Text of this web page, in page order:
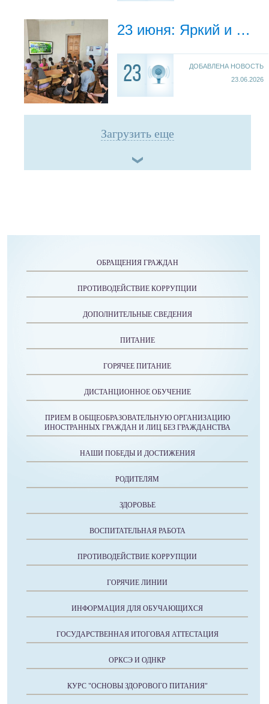
23 июня: Яркий и познавательный день в лагере «Содружество»
23
ДОБАВЛЕНА НОВОСТЬ
23.06.2026
Загрузить еще
ОБРАЩЕНИЯ ГРАЖДАН
ПРОТИВОДЕЙСТВИЕ КОРРУПЦИИ
ДОПОЛНИТЕЛЬНЫЕ СВЕДЕНИЯ
ПИТАНИЕ
ГОРЯЧЕЕ ПИТАНИЕ
ДИСТАНЦИОННОЕ ОБУЧЕНИЕ
ПРИЕМ В ОБЩЕОБРАЗОВАТЕЛЬНУЮ ОРГАНИЗАЦИЮ
ИНОСТРАННЫХ ГРАЖДАН И ЛИЦ БЕЗ ГРАЖДАНСТВА
НАШИ ПОБЕДЫ И ДОСТИЖЕНИЯ
РОДИТЕЛЯМ
ЗДОРОВЬЕ
ВОСПИТАТЕЛЬНАЯ РАБОТА
ПРОТИВОДЕЙСТВИЕ КОРРУПЦИИ
ГОРЯЧИЕ ЛИНИИ
ИНФОРМАЦИЯ ДЛЯ ОБУЧАЮЩИХСЯ
ГОСУДАРСТВЕННАЯ ИТОГОВАЯ АТТЕСТАЦИЯ
ОРКСЭ И ОДНКР
КУРС "ОСНОВЫ ЗДОРОВОГО ПИТАНИЯ"